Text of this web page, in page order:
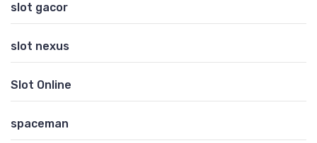
slot gacor
slot nexus
Slot Online
spaceman